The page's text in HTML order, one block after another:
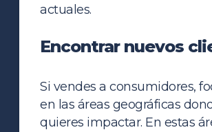
actuales.
Encontrar nuevos
Si vendes a consumidores,
en las áreas geográficas
quieres impactar. En estas